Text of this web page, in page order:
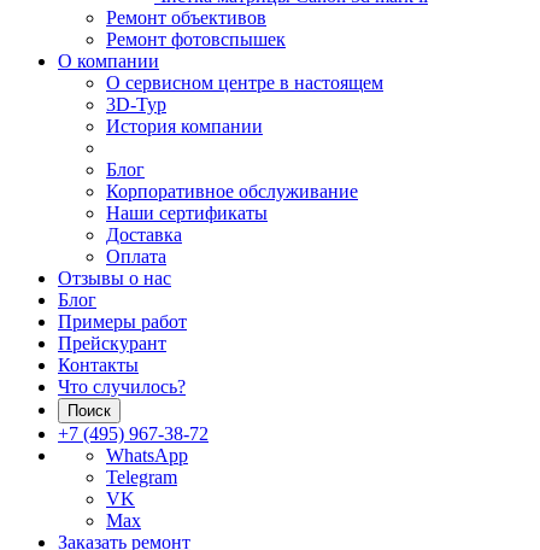
Ремонт объективов
Ремонт фотовспышек
О компании
О сервисном центре в настоящем
3D-Тур
История компании
Блог
Корпоративное обслуживание
Наши сертификаты
Доставка
Оплата
Отзывы о нас
Блог
Примеры работ
Прейскурант
Контакты
Что случилось?
Поиск
+7 (495) 967-38-72
WhatsApp
Telegram
VK
Max
Заказать ремонт